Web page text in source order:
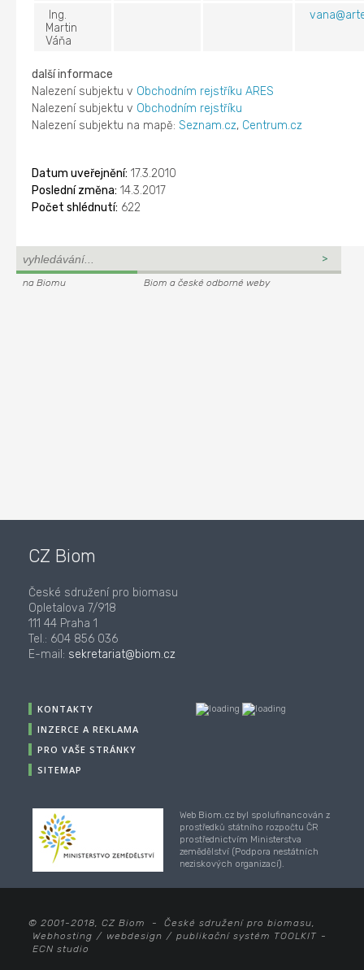
Ing.
Martin
Váňa
další informace
Nalezení subjektu v Obchodním rejstříku ARES
Nalezení subjektu v Obchodním rejstříku
Nalezení subjektu na mapě:Seznam.cz, Centrum.cz
Datum uveřejnění: 17.3.2010
Poslední změna: 14.3.2017
Počet shlédnutí: 622
na Biomu Biom a české odborné weby
CZ Biom
České sdružení pro biomasu
Opletalova 7/918
111 44 Praha 1
Tel.: 604 856 036
E-mail: sekretariat@biom.cz
KONTAKTY
INZERCE A REKLAMA
PRO VAŠE STRÁNKY
SITEMAP
Web Biom.cz byl spolufinancován z
prostředků státního rozpočtu ČR
prostřednictvím Ministerstva
zemědělství (Podpora nestátních
neziskových organizací).
© 2001-2018, CZ Biom - České sdružení pro biomasu,
Webhosting / webdesign / publikační systém TOOLKIT -
ECN studio